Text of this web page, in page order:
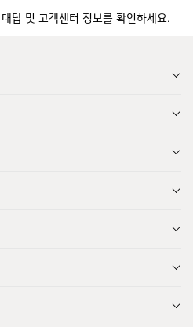
답 및 고객센터 정보를 확인하세요.